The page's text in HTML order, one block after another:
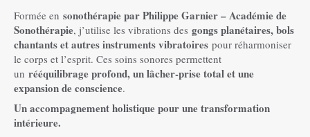
Formée en sonothérapie par Philippe Garnier – Académie de
Sonothérapie, j’utilise les vibrations des gongs planétaires, bols
chantants et autres instruments vibratoires pour réharmoniser
le corps et l’esprit. Ces soins sonores permettent
un rééquilibrage profond, un lâcher-prise total et une
expansion de conscience.
Un accompagnement holistique pour une transformation
intérieure.